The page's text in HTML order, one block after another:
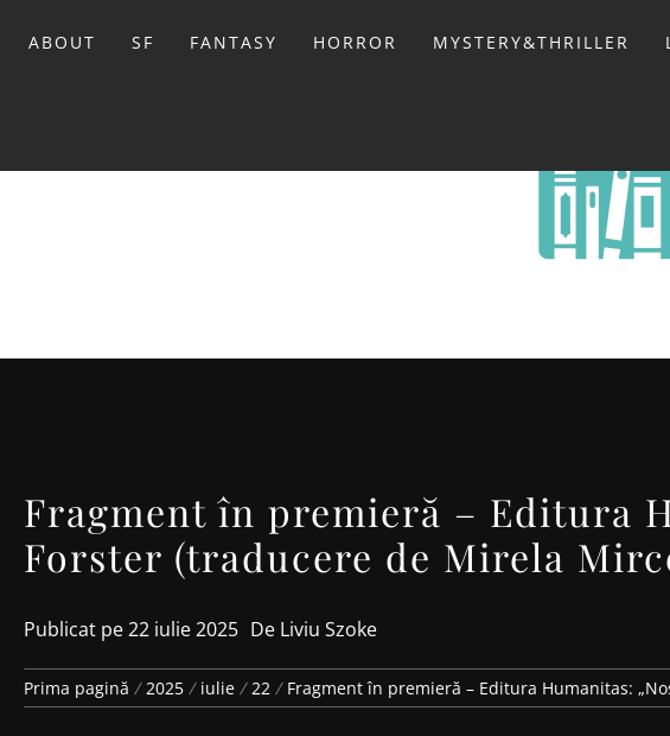
ABOUT SF FANTASY HORROR MYSTERY&THRILLER
Fragment în premieră – Editura
Forster (traducere de Mirela
Publicat pe22 iulie 2025 De Liviu Szoke
Prima pagină 2025 iulie 22 Fragment în premieră – Editura Humanitas: